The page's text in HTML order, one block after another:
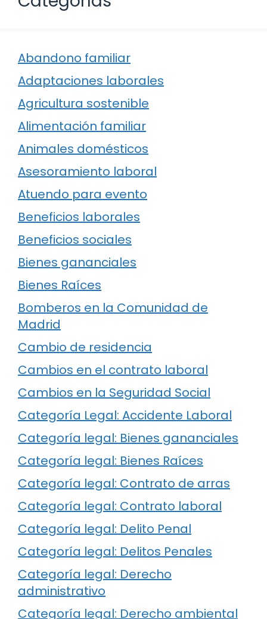
Abandono familiar
Adaptaciones laborales
Agricultura sostenible
Alimentación familiar
Animales domésticos
Asesoramiento laboral
Atuendo para evento
Beneficios laborales
Beneficios sociales
Bienes gananciales
Bienes Raíces
Bomberos en la Comunidad de
Madrid
Cambio de residencia
Cambios en el contrato laboral
Cambios en la Seguridad Social
Categoría Legal: Accidente Laboral
Categoría legal: Bienes gananciales
Categoría legal: Bienes Raíces
Categoría legal: Contrato de arras
Categoría legal: Contrato laboral
Categoría legal: Delito Penal
Categoría legal: Delitos Penales
Categoría legal: Derecho
administrativo
Categoría legal: Derecho ambiental